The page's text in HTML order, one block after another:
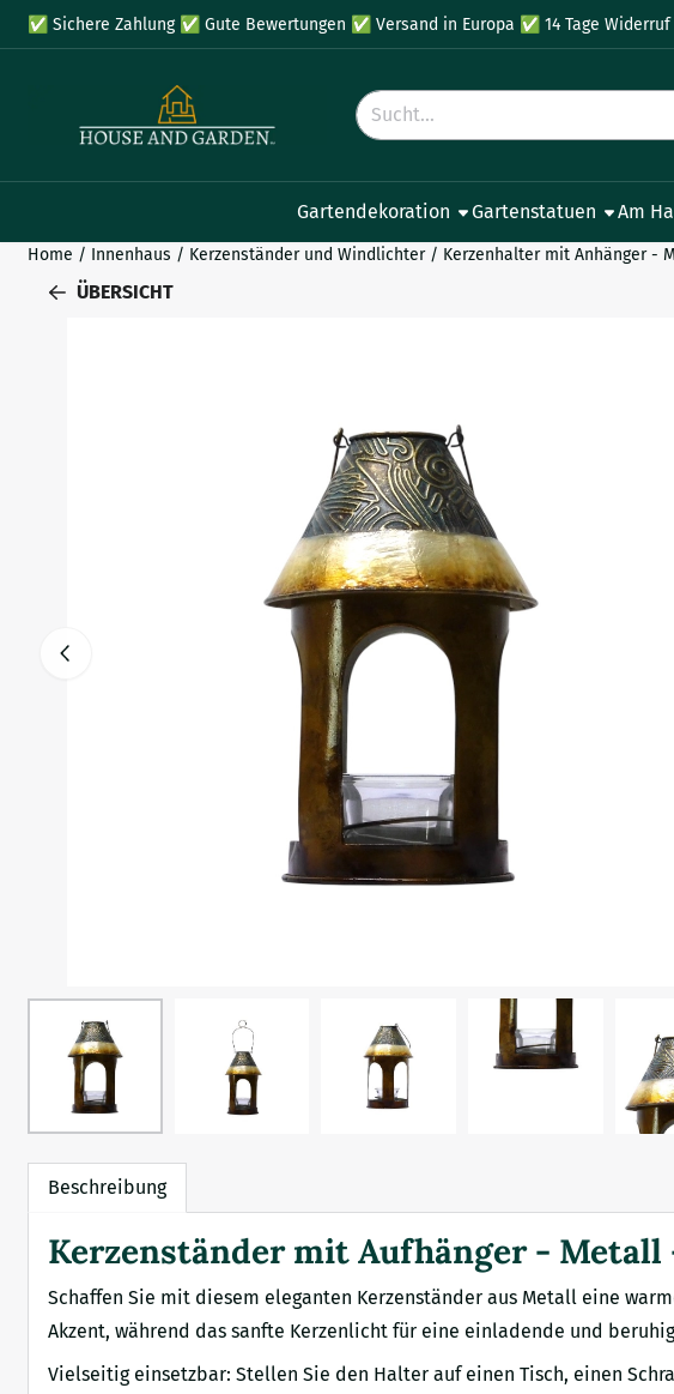
Cookie-Einstellungen verfügbar. Einstellungen wählen oder alle Cookies
✅Sichere Zahlung✅Gute Bewertungen ✅Versand in Europa ✅14 Tage Widerruf
Suche
Gartendekoration Gartenstatuen Am
Home / Innenhaus / Kerzenständer und Windlichter / Kerzenhalter mit Anhänger -
ÜBERSICHT
Beschreibung
Kerzenständer mit Aufhänger - Metall
Schaffen Sie mit diesem eleganten Kerzenständer aus Metall eine
Akzent, während das sanfte Kerzenlicht für eine einladende und
Vielseitig einsetzbar: Stellen Sie den Halter auf einen Tisch, einen